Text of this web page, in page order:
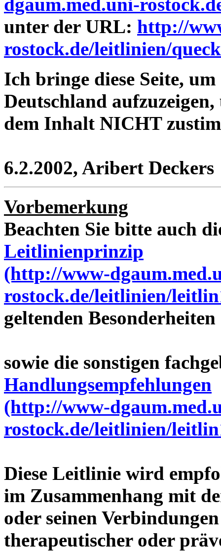
unter der URL: http://
rostock.de/leitlinien/
Ich bringe diese Seite,
Deutschland
dem Inhalt NICHT
6.2.2002, Aribert Deckers
Vorbemerkung
Beachten Sie bitte auch
Leitlinienprinzip
(http://www-
rostock.de/leitlinien/
geltenden Besonderheiten
sowie die sonstigen
Handlungsempfehlungen
(http://www-
rostock.de/leitlinien/
Diese Leitlinie wird
im Zusammenhang mit
oder seinen
therapeutischer oder